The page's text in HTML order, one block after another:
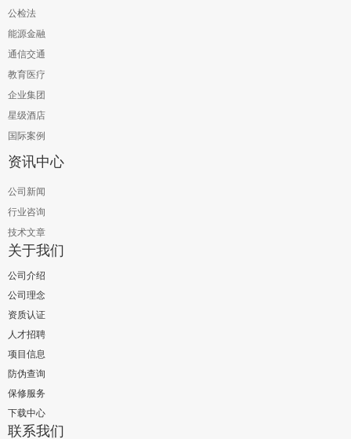
公检法
能源金融
通信交通
教育医疗
企业集团
星级酒店
国际案例
资讯中心
公司新闻
行业咨询
技术文章
关于我们
公司介绍
公司理念
资质认证
人才招聘
项目信息
防伪查询
保修服务
下载中心
联系我们